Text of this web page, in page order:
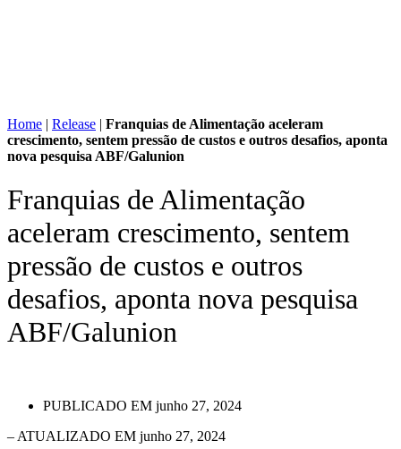
Home | Release | Franquias de Alimentação aceleram
crescimento, sentem pressão de custos e outros desafios, aponta
nova pesquisa ABF/Galunion
Franquias de Alimentação
aceleram crescimento, sentem
pressão de custos e outros
desafios, aponta nova pesquisa
ABF/Galunion
PUBLICADO EM junho 27, 2024
– ATUALIZADO EM junho 27, 2024